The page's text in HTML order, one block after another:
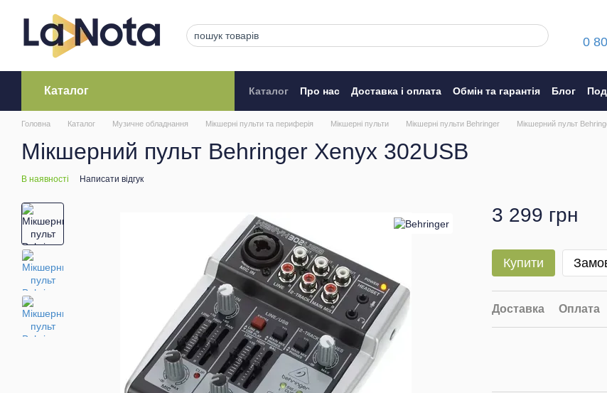
0
Каталог Каталог Про нас Доставка і оплата Обмін та гарантія Блог
Головна Каталог Музичне обладнання Мікшерні пульти та периферія Мікшерні пульти Мікшерні пульти Behringer Мікшерний пульт
Мікшерний пульт Behringer Xenyx 302USB
В наявності Написати відгук
3 299 грн
Купити
Доставка Оплата